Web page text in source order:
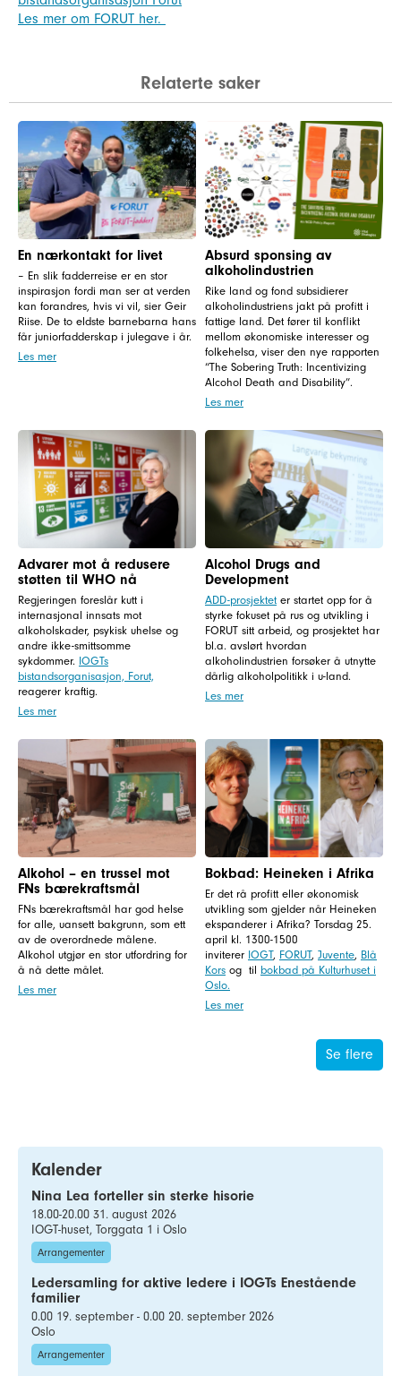
Les mer om FORUT her.
Relaterte saker
En nærkontakt for livet
– En slik fadderreise er en stor
inspirasjon fordi man ser at verden
kan forandres, hvis vi vil, sier Geir
Riise. De to eldste barnebarna hans
får juniorfadderskap i julegave i år.
Les mer
Absurd sponsing av
alkoholindustrien
Rike land og fond subsidierer
alkoholindustriens jakt på profitt i
fattige land. Det fører til konflikt
mellom økonomiske interesser og
folkehelsa, viser den nye rapporten
“The Sobering Truth: Incentivizing
Alcohol Death and Disability”.
Les mer
Advarer mot å redusere
støtten til WHO nå
Regjeringen foreslår kutt i
internasjonal innsats mot
alkoholskader, psykisk uhelse og
andre ikke-smittsomme
sykdommer. IOGTs
bistandsorganisasjon, Forut,
reagerer kraftig.
Les mer
Alcohol Drugs and
Development
ADD-prosjektet er startet opp for å
styrke fokuset på rus og utvikling i
FORUT sitt arbeid, og prosjektet har
bl.a. avslørt hvordan
alkoholindustrien forsøker å utnytte
dårlig alkoholpolitikk i u-land.
Les mer
Alkohol – en trussel mot
FNs bærekraftsmål
FNs bærekraftsmål har god helse
for alle, uansett bakgrunn, som ett
av de overordnede målene.
Alkohol utgjør en stor utfordring for
å nå dette målet.
Les mer
Bokbad: Heineken i Afrika
Er det rå profitt eller økonomisk
utvikling som gjelder når Heineken
ekspanderer i Afrika? Torsdag 25.
april kl. 1300-1500
inviterer IOGT, FORUT, Juvente, Blå
Kors og til bokbad på Kulturhuset i
Oslo.
Les mer
Se flere
Kalender
Nina Lea forteller sin sterke hisorie
18.00-20.00 31. august 2026
IOGT-huset, Torggata 1 i Oslo
Arrangementer
Ledersamling for aktive ledere i IOGTs Enestående
familier
0.00 19. september - 0.00 20. september 2026
Oslo
Arrangementer